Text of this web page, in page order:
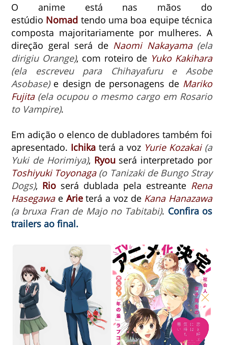
O anime está nas mãos do
estúdio Nomad tendo uma boa equipe técnica
composta majoritariamente por mulheres.A
direção geral será de Naomi Nakayama (ela
dirigiu Orange), com roteiro de Yuko Kakihara
(ela escreveu para Chihayafuru e Asobe
Asobase)e design de personagens de Mariko
Fujita (ela ocupou o mesmo cargo em Rosario
to Vampire).
Em adição o elenco de dubladores também foi
apresentado. Ichika terá a voz Yurie Kozakai (a
Yuki de Horimiya), Ryouserá interpretado por
Toshiyuki Toyonaga (o Tanizaki de Bungo Stray
Dogs), Rio será dublada pela estreante Rena
Hasegawae Arieterá a voz de Kana Hanazawa
(a bruxa Fran de Majo no Tabitabi). Confira os
trailers ao final.